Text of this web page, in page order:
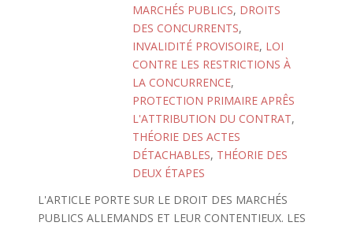
MARCHÉS PUBLICS, DROITS
DES CONCURRENTS,
INVALIDITÉ PROVISOIRE, LOI
CONTRE LES RESTRICTIONS À
LA CONCURRENCE,
PROTECTION PRIMAIRE APRÊS
L'ATTRIBUTION DU CONTRAT,
THÉORIE DES ACTES
DÉTACHABLES, THÉORIE DES
DEUX ÉTAPES
L'ARTICLE PORTE SUR LE DROIT DES MARCHÉS
PUBLICS ALLEMANDS ET LEUR CONTENTIEUX. LES